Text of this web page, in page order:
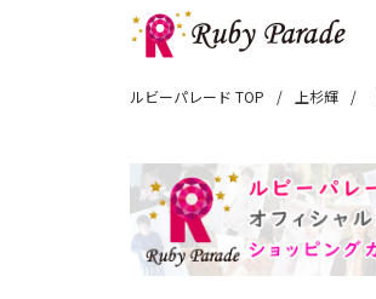
ルビーパレード TOP 上杉輝